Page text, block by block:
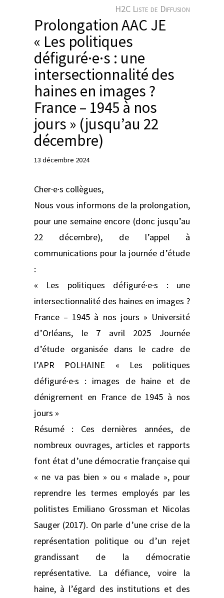
H2C Liste de Diffusion
Prolongation AAC JE
« Les politiques
défiguré·e·s : une
intersectionnalité des
haines en images ?
France – 1945 à nos
jours » (jusqu’au 22
décembre)
13 décembre 2024
Cher·e·s collègues,
Nous vous informons de la prolongation,
pour une semaine encore (donc jusqu’au
22 décembre), de l’appel à
communications pour la journée d’étude
:
« Les politiques défiguré·e·s : une
intersectionnalité des haines en images ?
France – 1945 à nos jours » Université
d’Orléans, le 7 avril 2025 Journée
d’étude organisée dans le cadre de
l’APR POLHAINE « Les politiques
défiguré·e·s : images de haine et de
dénigrement en France de 1945 à nos
jours »
Résumé : Ces dernières années, de
nombreux ouvrages, articles et rapports
font état d’une démocratie française qui
« ne va pas bien » ou « malade », pour
reprendre les termes employés par les
politistes Emiliano Grossman et Nicolas
Sauger (2017). On parle d’une crise de la
représentation politique ou d’un rejet
grandissant de la démocratie
représentative. La défiance, voire la
haine, à l’égard des institutions et des